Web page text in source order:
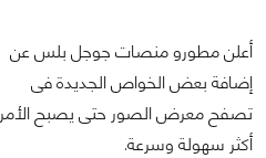
أعلن مطورو منصات جوجل بلس عن
إضافة بعض الخواص الجديدة فى
تصفح معرض الصور حتى يصبح الأمر
أكثر سهولة وسرعة.